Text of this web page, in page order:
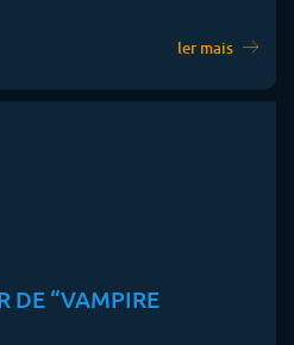
ler mais
DE “VAMPIRE